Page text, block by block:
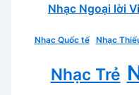
Nhạc Ngoại lời
Nhạc Quốc tế Nhạc
Nhạc Trẻ